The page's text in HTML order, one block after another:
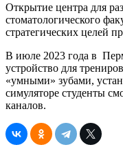
Открытие центра для
стоматологического
стратегических целей
В июле 2023 года в
устройство для
«умными» зубами,
симуляторе студенты
каналов.